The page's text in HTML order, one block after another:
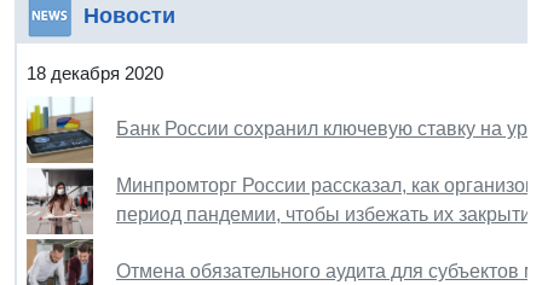
Новости
18 декабря 2020
Банк России сохранил ключевую ставку на
Минпромторг России рассказал, как
период пандемии, чтобы избежать их закрытия
Отмена обязательного аудита для субъектов